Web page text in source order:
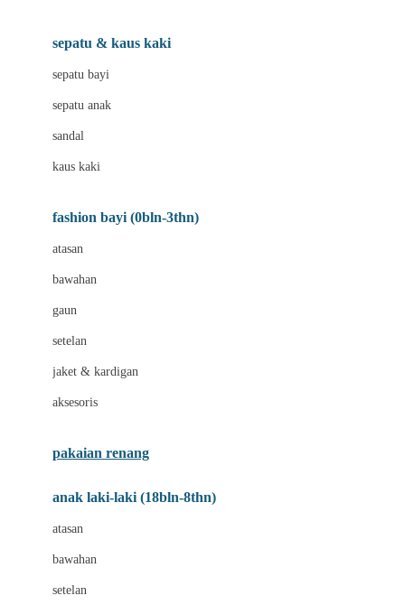
Beauty Barn
Bio Oil
Biolane
Bizzi Growin
Blooming Marvellous
Bravado
Buds Organics
Bugaboo
C
sepatu & kaus kaki
sepatu bayi
sepatu anak
sandal
kaus kaki
fashion bayi (0bln-3thn)
atasan
bawahan
gaun
setelan
jaket & kardigan
aksesoris
pakaian renang
anak laki-laki (18bln-8thn)
atasan
bawahan
setelan